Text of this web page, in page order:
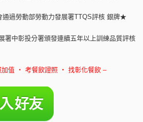
過勞動部勞動力發展署TTQS評核 銀牌★
署中彰投分署頒發連續五年以上訓練品質評核
值 ‧ 考餐飲證照 ‧ 找彰化餐飲 –